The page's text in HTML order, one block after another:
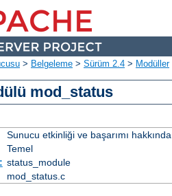
> Belgeleme > Sürüm 2.4 > Modüller
mod_status
Sunucu etkinliği ve başarımı
Temel
status_module
mod_status.c